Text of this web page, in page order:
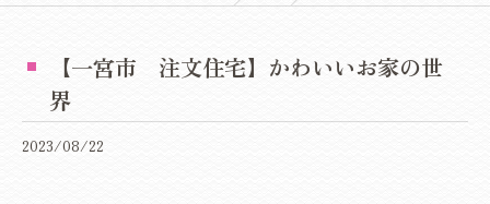
【一宮市 注文住宅】かわいいお家の世
界
2023/08/22